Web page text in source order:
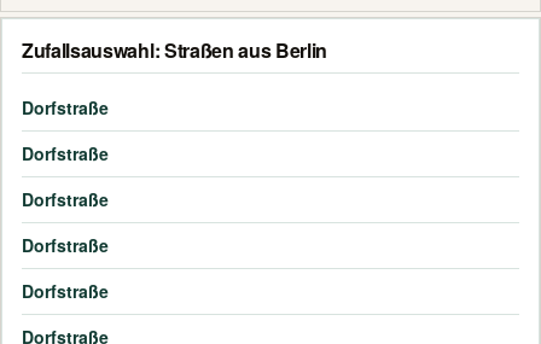
Zufallsauswahl: Straßen aus Berlin
Dorfstraße
Dorfstraße
Dorfstraße
Dorfstraße
Dorfstraße
Dorfstraße